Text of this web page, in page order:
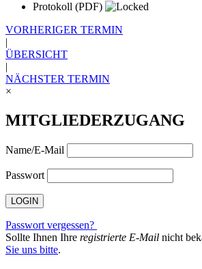
Protokoll (PDF)
VORHERIGER TERMIN
|
ÜBERSICHT
|
NÄCHSTER TERMIN
×
MITGLIEDERZUGANG
Name/E-Mail
Passwort
Passwort vergessen?
Sollte Ihnen Ihre registrierte E-Mail nicht
Sie uns bitte.